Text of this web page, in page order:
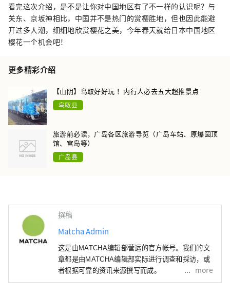
看完这次介绍，是不是让你对中国地区有了不一样的认识呢？与
关东、京坂神相比，中国并不是热门的赏樱胜地，但也因此能避
开过多人潮，细细地欣赏樱花之美，今年春天就给日本中国地区
樱花一个机会吧！
更多精彩介绍
【山阴】鸟取好好玩 ！内行人必去五大超推景点
鸟取县
旅游前必读，广岛各区旅游导览（广岛车站、原爆圆顶
馆、宫岛等）
广岛县
撰稿
Matcha Admin
这是由MATCHA编辑部营运的官方帐号。我们的文
章都是由MATCHA编辑部实际进行调查和採访，或
者根据可靠的资讯来源撰写而成。
more